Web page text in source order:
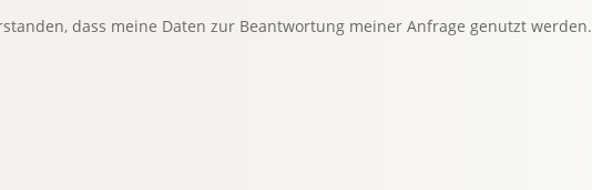
dass meine Daten zur Beantwortung meiner Anfrage genutzt werden.